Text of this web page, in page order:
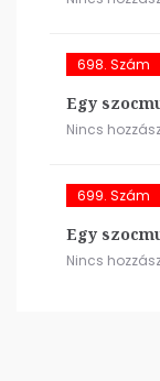
698. Szám
Egy
Nincs
699. Szám
Egy
Nincs